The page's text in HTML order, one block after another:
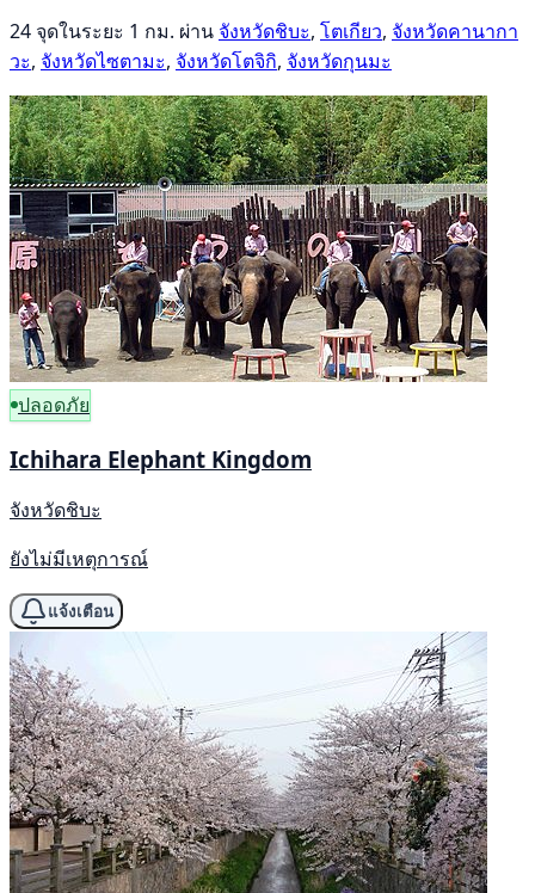
24 จุดในระยะ 1 กม. ผ่าน จังหวัดชิบะ, โตเกียว, จังหวัดคานากา
วะ, จังหวัดไซตามะ, จังหวัดโตจิกิ, จังหวัดกุนมะ
ปลอดภัย
Ichihara Elephant Kingdom
จังหวัดชิบะ
ยังไม่มีเหตุการณ์
แจ้งเตือน